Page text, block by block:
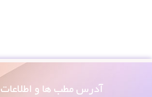
آدرس مطب ها و